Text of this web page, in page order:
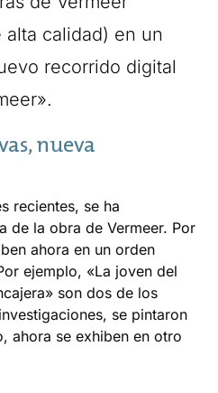
calidad) en un
recorrido digital
nueva
recientes, se ha
de la obra de Vermeer. Por
ahora en un orden
ejemplo, «La joven del
son dos de los
se pintaron
ahora se exhiben en otro